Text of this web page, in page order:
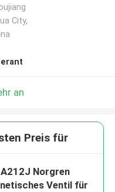
City,
an
Preis für
Norgren
Ventil für